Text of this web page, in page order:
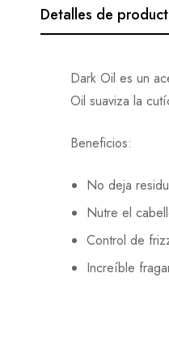
Detalles de
Dark Oil es un
Oil suaviza la
Beneficios:
No deja
Nutre el
Control de
Increíble